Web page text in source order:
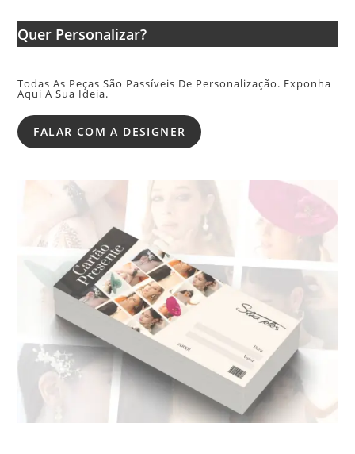
Quer Personalizar?
Todas As Peças São Passíveis De Personalização. Exponha
Aqui A Sua Ideia.
FALAR COM A DESIGNER